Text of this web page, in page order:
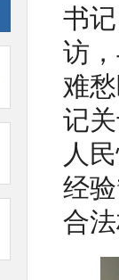
书
访
难
记
人
经
合